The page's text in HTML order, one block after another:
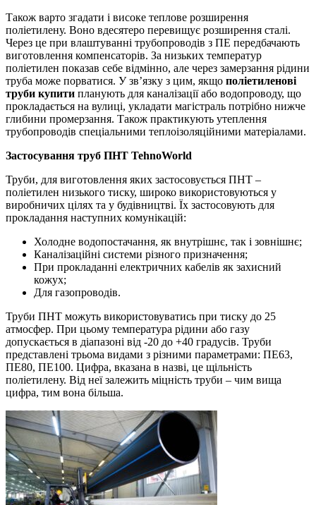
Також варто згадати і високе теплове розширення
поліетилену. Воно вдесятеро перевищує розширення сталі.
Через це при влаштуванні трубопроводів з ПЕ передбачають
виготовлення компенсаторів. За низьких температур
поліетилен показав себе відмінно, але через замерзання рідини
труба може порватися. У зв’язку з цим, якщо поліетиленові
труби купити планують для каналізації або водопроводу, що
прокладається на вулиці, укладати магістраль потрібно нижче
глибини промерзання. Також практикують утеплення
трубопроводів спеціальними теплоізоляційними матеріалами.
Застосування труб ПНТ TehnoWorld
Труби, для виготовлення яких застосовується ПНТ –
поліетилен низького тиску, широко використовуються у
виробничих цілях та у будівництві. Їх застосовують для
прокладання наступних комунікацій:
Холодне водопостачання, як внутрішнє, так і зовнішнє;
Каналізаційні системи різного призначення;
При прокладанні електричних кабелів як захисний
кожух;
Для газопроводів.
Труби ПНТ можуть використовуватись при тиску до 25
атмосфер. При цьому температура рідини або газу
допускається в діапазоні від -20 до +40 градусів. Труби
представлені трьома видами з різними параметрами: ПЕ63,
ПЕ80, ПЕ100. Цифра, вказана в назві, це щільність
поліетилену. Від неї залежить міцність труби – чим вища
цифра, тим вона більша.